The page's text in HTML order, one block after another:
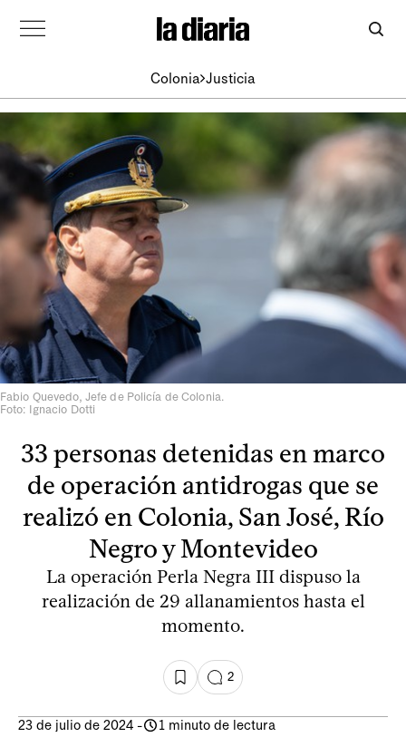
Colonia Justicia
Fabio Quevedo, Jefe de Policía de Colonia.
Foto: Ignacio Dotti
33 personas detenidas en marco
de operación antidrogas que se
realizó en Colonia, San José, Río
Negro y Montevideo
La operación Perla Negra III dispuso la
realización de 29 allanamientos hasta el
momento.
2
23 de julio de 2024 - 1 minuto de lectura